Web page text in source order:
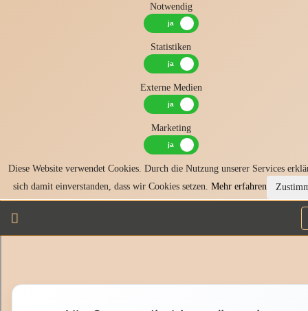
Notwendig
Statistiken
Externe Medien
Marketing
Diese Website verwendet Cookies. Durch die Nutzung unserer Services
sich damit einverstanden, dass wir Cookies setzen. Mehr erfahren